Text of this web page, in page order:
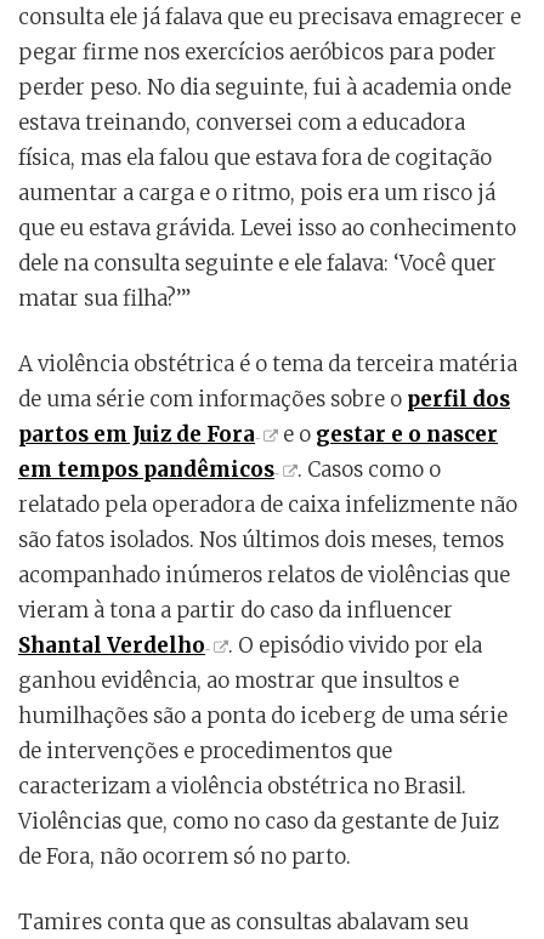
consulta ele já falava que eu precisava emagrecer e
pegar firme nos exercícios aeróbicos para poder
perder peso. No dia seguinte, fui à academia onde
estava treinando, conversei com a educadora
física, mas ela falou que estava fora de cogitação
aumentar a carga e o ritmo, pois era um risco já
que eu estava grávida. Levei isso ao conhecimento
dele na consulta seguinte e ele falava: ‘Você quer
matar sua filha?’”
A violência obstétrica é o tema da terceira matéria
de uma série com informações sobre o perfil dos
partos em Juiz de Fora
e o gestar e o nascer
em tempos pandêmicos
. Casos como o
relatado pela operadora de caixa infelizmente não
são fatos isolados. Nos últimos dois meses, temos
acompanhado inúmeros relatos de violências que
vieram à tona a partir do caso da influencer
Shantal Verdelho
. O episódio vivido por ela
ganhou evidência, ao mostrar que insultos e
humilhações são a ponta do iceberg de uma série
de intervenções e procedimentos que
caracterizam a violência obstétrica no Brasil.
Violências que, como no caso da gestante de Juiz
de Fora, não ocorrem só no parto.
Tamires conta que as consultas abalavam seu